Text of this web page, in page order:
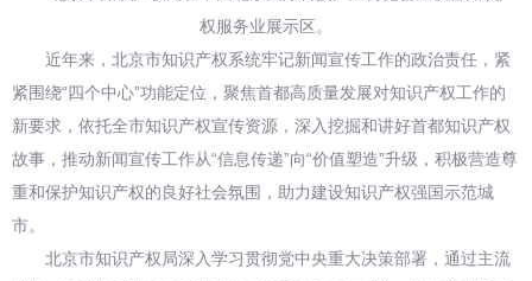
权服务业展示区。
近年来，北京市知识产权系统牢记新闻宣传工作的政治责任，紧
紧围绕“四个中心”功能定位，聚焦首都高质量发展对知识产权工作的
新要求，依托全市知识产权宣传资源，深入挖掘和讲好首都知识产权
故事，推动新闻宣传工作从“信息传递”向“价值塑造”升级，积极营造尊
重和保护知识产权的良好社会氛围，助力建设知识产权强国示范城
市。
北京市知识产权局深入学习贯彻党中央重大决策部署，通过主流